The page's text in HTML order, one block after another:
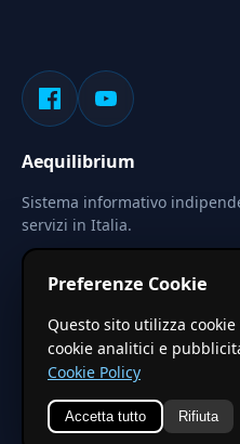
Aequilibrium
Sistema informativo
servizi in Italia.
Le stime pubblicate sono
territoriali regionali applicati
costituiscono preventivo
© 2026 Aequilibrium — Un
Preferenze Cookie
Questo sito utilizza
cookie analitici e
Cookie Policy
Accetta tutto Rifiuta